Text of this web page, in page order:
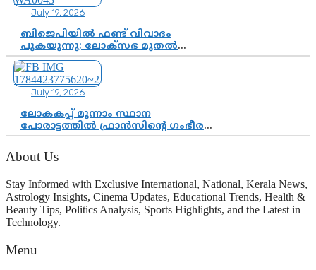
പ്രൗഢമായ തുടക്കം
July 19, 2026
ബിജെപിയിൽ ഫണ്ട് വിവാദം
പുകയുന്നു; ലോക്സഭ മുതൽ
നിയമസഭ വരെ 140 മണ്ഡലങ്ങളിലെ
ഫണ്ട് വിനിയോഗം
പരിശോധിക്കുമോ? കേന്ദ്രത്തിനും
ആർഎസ്എസിനും കേരള
ഘടകത്തോട് അതൃപ്തി
July 19, 2026
ലോകകപ്പ് മൂന്നാം സ്ഥാന
പോരാട്ടത്തിൽ ഫ്രാൻസിന്റെ ഗംഭീര
തിരിച്ചുവരവ്; ഗോൾവേട്ടയിൽ
മെസ്സിയെ മറികടന്ന് എംബാപ്പെ
About Us
Stay Informed with Exclusive International, National, Kerala News,
Astrology Insights, Cinema Updates, Educational Trends, Health &
Beauty Tips, Politics Analysis, Sports Highlights, and the Latest in
Technology.
Menu